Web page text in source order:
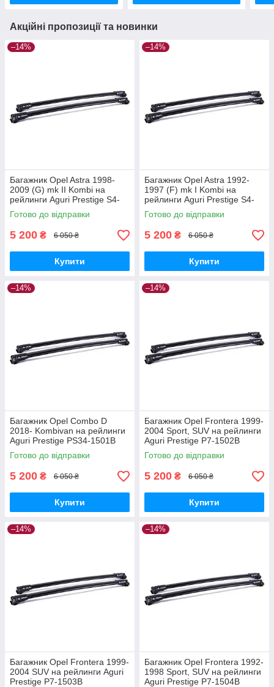
Акційні пропозиції та новинки
–14%
Багажник Opel Astra 1998-
2009 (G) mk II Kombi на
рейлинги Aguri Prestige S4-
1499B
Готово до відправки
5 200 ₴ 6 050 ₴
Купити
–14%
Багажник Opel Astra 1992-
1997 (F) mk I Kombi на
рейлинги Aguri Prestige S4-
1500B
Готово до відправки
5 200 ₴ 6 050 ₴
Купити
–14%
Багажник Opel Combo D
2018- Kombivan на рейлинги
Aguri Prestige PS34-1501B
Готово до відправки
5 200 ₴ 6 050 ₴
Купити
–14%
Багажник Opel Frontera 1999-
2004 Sport, SUV на рейлинги
Aguri Prestige P7-1502B
Готово до відправки
5 200 ₴ 6 050 ₴
Купити
–14%
Багажник Opel Frontera 1999-
2004 SUV на рейлинги Aguri
Prestige P7-1503B
–14%
Багажник Opel Frontera 1992-
1998 Sport, SUV на рейлинги
Aguri Prestige P7-1504B